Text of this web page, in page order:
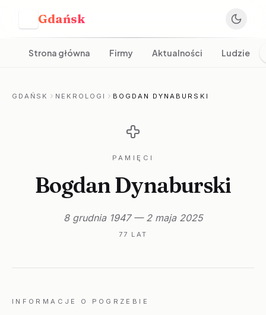
Gdańsk
Strona główna Firmy Aktualności Ludzie
GDAŃSK NEKROLOGI BOGDAN DYNABURSKI
PAMIĘCI
Bogdan Dynaburski
8 grudnia 1947 — 2 maja 2025
77 LAT
INFORMACJE O POGRZEBIE